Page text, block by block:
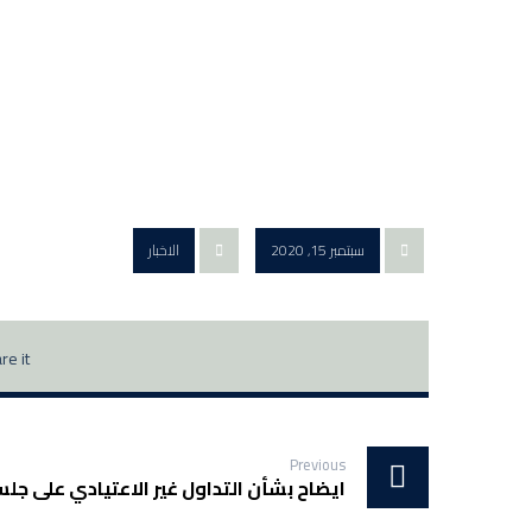
سبتمبر 15, 2020 الاخبار
Previous
ايضاح بشأن التداول غير الاعتيادي على جلسة 31 أغسطس